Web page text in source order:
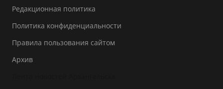
Редакционная политика
Политика конфиденциальности
Правила пользования сайтом
Архив